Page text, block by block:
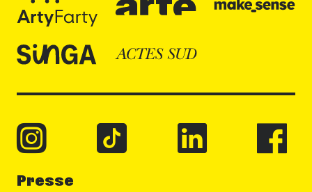
Presse